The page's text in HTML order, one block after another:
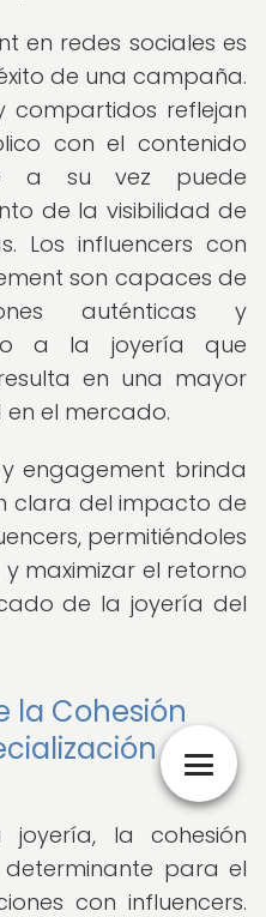
en redes sociales es
de una campaña.
compartidos reflejan
con el contenido
a su vez puede
de la visibilidad de
Los influencers con
son capaces de
auténticas y
a la joyería que
en una mayor
el mercado.
engagement brinda
clara del impacto de
permitiéndoles
maximizar el retorno
de la joyería del
la Cohesión
en
la cohesión
para el
con influencers.